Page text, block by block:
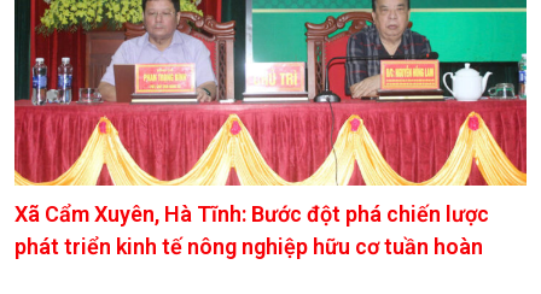
Xã Cẩm Xuyên, Hà Tĩnh: Bước đột phá chiến lược
phát triển kinh tế nông nghiệp hữu cơ tuần hoàn